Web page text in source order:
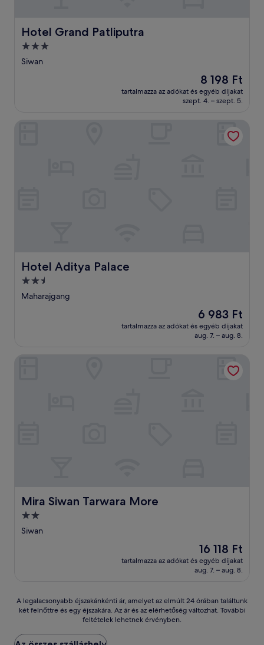
Hotel Grand Patliputra
Hotel Grand Patliputra
3.0
csillagos
Siwan
Az
ár
8 198 Ft
8 198 Ft
tartalmazza az adókat és egyéb díjakat
szept. 4. – szept. 5.
Hotel Aditya Palace
Hotel Aditya Palace
2.5
csillagos
Maharajgang
Az
ár
6 983 Ft
6 983 Ft
tartalmazza az adókat és egyéb díjakat
aug. 7. – aug. 8.
Mira Siwan Tarwara More
Mira Siwan Tarwara More
2.0
csillagos
Siwan
Az
ár
16 118 Ft
16 118 Ft
tartalmazza az adókat és egyéb díjakat
aug. 7. – aug. 8.
A
legalacsonyabb
ár,
A legalacsonyabb éjszakánkénti ár, amelyet az elmúlt 24 órában találtunk
két felnőttre és egy éjszakára. Az ár és az elérhetőség változhat. További
feltételek lehetnek érvényben.